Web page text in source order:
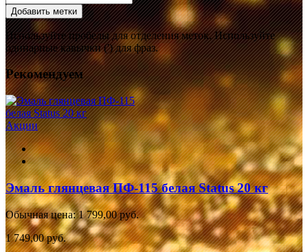
Добавить метки
Используйте пробелы для отделения меток. Используйте
одинарные кавычки (') для фраз.
Рекомендуем
Акции
Эмаль глянцевая ПФ-115 белая Status 20 кг
Обычная цена: 1 799,00 руб.
1 749,00 руб.